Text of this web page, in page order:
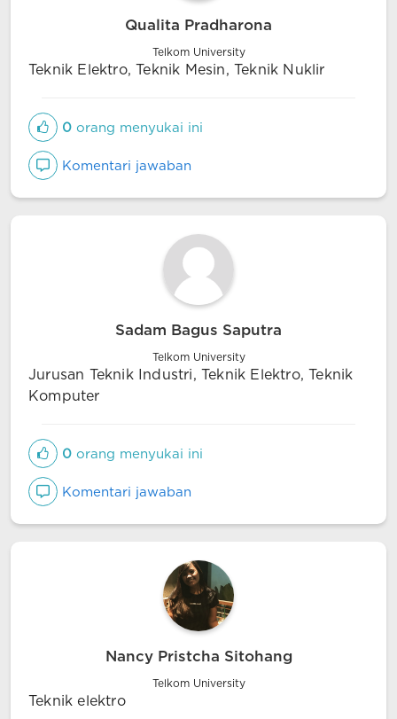
Qualita Pradharona
Telkom University
Teknik Elektro, Teknik Mesin, Teknik Nuklir
0 orang menyukai ini
Komentari jawaban
Sadam Bagus Saputra
Telkom University
Jurusan Teknik Industri, Teknik Elektro, Teknik
Komputer
0 orang menyukai ini
Komentari jawaban
Nancy Pristcha Sitohang
Telkom University
Teknik elektro